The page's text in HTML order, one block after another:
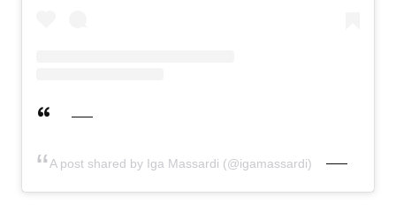
A post shared by Iga Massardi (@igamassardi)